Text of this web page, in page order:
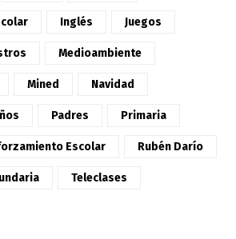
Inglés Juegos
Medioambiente
Mined Navidad
Padres Primaria
Escolar Rubén Darío
Teleclases